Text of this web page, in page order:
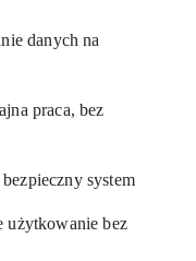
danych na
praca, bez
system
użytkowanie bez